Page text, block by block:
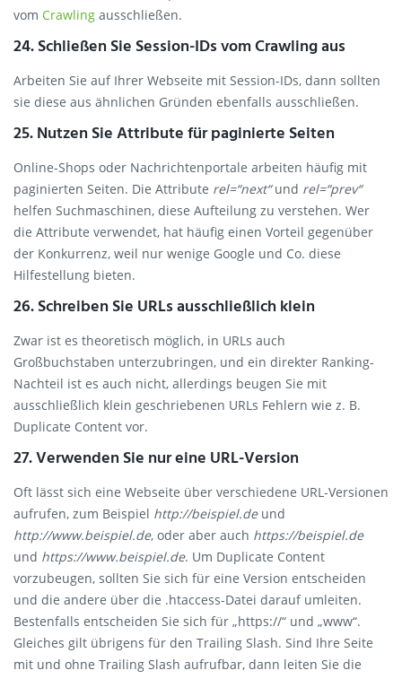
vom Crawling ausschließen.
24. Schließen Sie Session-IDs vom Crawling aus
Arbeiten Sie auf Ihrer Webseite mit Session-IDs, dann sollten
sie diese aus ähnlichen Gründen ebenfalls ausschließen.
25. Nutzen Sie Attribute für paginierte Seiten
Online-Shops oder Nachrichtenportale arbeiten häufig mit
paginierten Seiten. Die Attribute rel=“next“und rel=“prev“
helfen Suchmaschinen, diese Aufteilung zu verstehen. Wer
die Attribute verwendet, hat häufig einen Vorteil gegenüber
der Konkurrenz, weil nur wenige Google und Co. diese
Hilfestellung bieten.
26. Schreiben Sie URLs ausschließlich klein
Zwar ist es theoretisch möglich, in URLs auch
Großbuchstaben unterzubringen, und ein direkter Ranking-
Nachteil ist es auch nicht, allerdings beugen Sie mit
ausschließlich klein geschriebenen URLs Fehlern wie z. B.
Duplicate Content vor.
27. Verwenden Sie nur eine URL-Version
Oft lässt sich eine Webseite über verschiedene URL-Versionen
aufrufen, zum Beispiel http://beispiel.deund
http://www.beispiel.de, oder aber auch https://beispiel.de
und https://www.beispiel.de. Um Duplicate Content
vorzubeugen, sollten Sie sich für eine Version entscheiden
und die andere über die .htaccess-Datei darauf umleiten.
Bestenfalls entscheiden Sie sich für „https://“ und „www“.
Gleiches gilt übrigens für den Trailing Slash. Sind Ihre Seite
mit und ohne Trailing Slash aufrufbar, dann leiten Sie die